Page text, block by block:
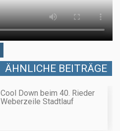
ÄHNLICHE BEITRÄGE
Cool Down beim 40. Rieder
Weberzeile Stadtlauf